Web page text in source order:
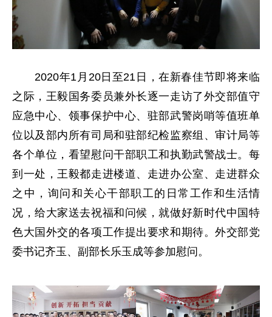
2020年1月20日至21日，在新春佳节即将来临
之际，王毅国务委员兼外长逐一走访了外交部值守
应急中心、领事保护中心、驻部武警岗哨等值班单
位以及部内所有司局和驻部纪检监察组、审计局等
各个单位，看望慰问干部职工和执勤武警战士。每
到一处，王毅都走进楼道、走进办公室、走进群众
之中，询问和关心干部职工的日常工作和生活情
况，给大家送去祝福和问候，就做好新时代中国特
色大国外交的各项工作提出要求和期待。外交部党
委书记齐玉、副部长乐玉成等参加慰问。